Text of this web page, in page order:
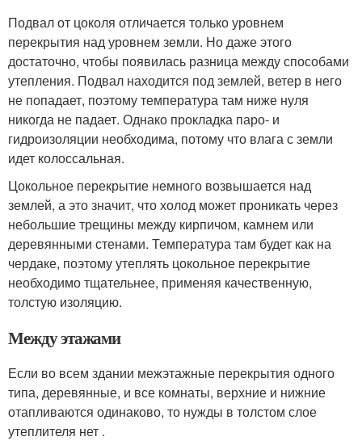
Подвал от цоколя отличается только уровнем
перекрытия над уровнем земли. Но даже этого
достаточно, чтобы появилась разница между способами
утепления. Подвал находится под землей, ветер в него
не попадает, поэтому температура там ниже нуля
никогда не падает. Однако прокладка паро- и
гидроизоляции необходима, потому что влага с земли
идет колоссальная.
Цокольное перекрытие немного возвышается над
землей, а это значит, что холод может проникать через
небольшие трещины между кирпичом, камнем или
деревянными стенами. Температура там будет как на
чердаке, поэтому утеплять цокольное перекрытие
необходимо тщательнее, применяя качественную,
толстую изоляцию.
Между этажами
Если во всем здании межэтажные перекрытия одного
типа, деревянные, и все комнаты, верхние и нижние
отапливаются одинаково, то нужды в толстом слое
утеплителя нет .